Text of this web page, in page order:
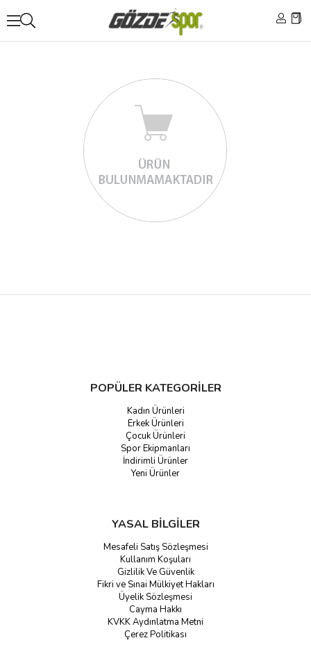
POPÜLER KATEGORİLER
Kadın Ürünleri
Erkek Ürünleri
Çocuk Ürünleri
Spor Ekipmanları
İndirimli Ürünler
Yeni Ürünler
YASAL BİLGİLER
Mesafeli Satış Sözleşmesi
Kullanım Koşuları
Gizlilik Ve Güvenlik
Fikri ve Sınai Mülkiyet Hakları
Üyelik Sözleşmesi
Cayma Hakkı
KVKK Aydınlatma Metni
Çerez Politikası